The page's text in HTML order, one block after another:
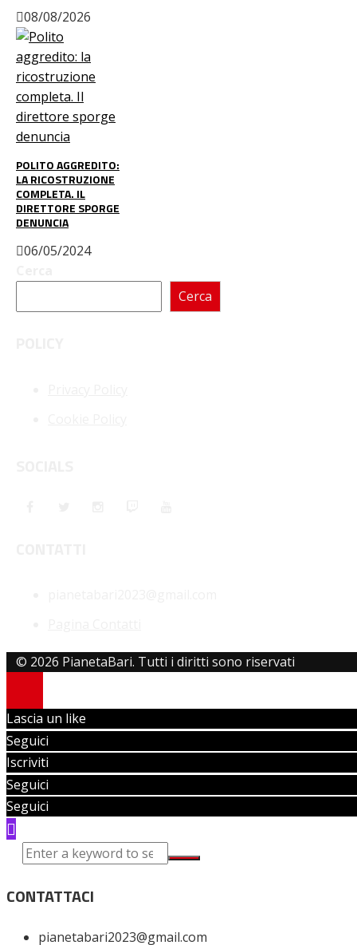
08/08/2026
POLITO AGGREDITO:
LA RICOSTRUZIONE
COMPLETA. IL
DIRETTORE SPORGE
DENUNCIA
06/05/2024
Cerca
© 2026 PianetaBari. Tutti i diritti sono riservati
Lascia un like
Seguici
Iscriviti
Seguici
Seguici
CONTATTACI
pianetabari2023@gmail.com